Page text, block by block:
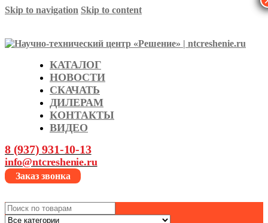
Skip to navigation Skip to content
КАТАЛОГ
НОВОСТИ
СКАЧАТЬ
ДИЛЕРАМ
КОНТАКТЫ
ВИДЕО
8 (937) 931-10-13
info@ntcreshenie.ru
Заказ звонка
Search
for: